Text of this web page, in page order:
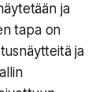
ja
tapa on
ja